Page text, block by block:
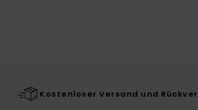
Kostenloser Versand und